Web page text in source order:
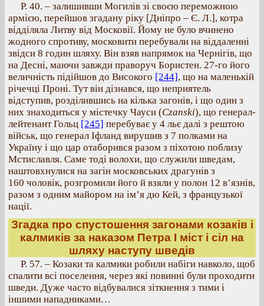
Р. 40. – залишивши Могилів зі своєю переможною
армією, перейшов згадану ріку [Дніпро – Є. Л.], котра
відділяла Литву від Московії. Йому не було вчинено
жодного спротиву, московити перебували на віддаленні
звідси 8 годин шляху. Він взяв напрямок на Чернігів, що
на Десні, маючи завжди праворуч Бористен. 27-го його
величність підійшов до Високого [244], що на маленькій
річечці Проні. Тут він дізнався, що неприятель
відступив, розділившись на кілька загонів, і що один з
них знаходиться у містечку Чауси (Czanski), що генерал-
лейтенант Гольц [245] перебуває у 4 льє далі з рештою
військ, що генерал Іфланд вирушив з 7 полками на
Україну і що цар отаборився разом з піхотою поблизу
Мстиславля. Саме тоді волохи, що служили шведам,
наштовхнулися на загін московських драгунів з
160 чоловік, розгромили його й взяли у полон 12 в’язнів,
разом з одним майором на ім’я дю Кей, з французької
нації.
Згадка про спустошення загонами козаків і
калмиків за наказом Петра І міст і сіл на
шляху наступу шведів
Р. 57. – Козаки та калмики робили набіги навколо, щоб
спалити всі поселення, через які повинні були проходити
шведи. Дуже часто відбувалися зіткнення з тими і
іншими нападниками…